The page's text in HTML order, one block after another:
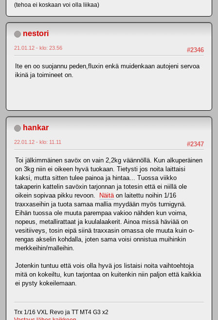
(tehoa ei koskaan voi olla liikaa)
nestori
#2346
21.01.12 - klo: 23.56
Ite en oo suojannu peden,fluxin enkä muidenkaan autojeni servoa
ikinä ja toimineet on.
hankar
#2347
22.01.12 - klo: 11.11
Toi jälkimmäinen savöx on vain 2,2kg väännöllä. Kun alkuperäinen
on 3kg niin ei oikeen hyvä tuokaan. Tietysti jos noita laittaisi
kaksi, mutta sitten tulee painoa ja hintaa... Tuossa viikko
takaperin kattelin savöxin tarjonnan ja totesin että ei niillä ole
oikein sopivaa pikku revoon.
Näitäon laitettu noihin 1/16
traxxaseihin ja tuota samaa mallia myydään myös turnigynä.
Eihän tuossa ole muuta parempaa vakioo nähden kun voima,
nopeus, metallirattaat ja kuulalaakerit. Ainoa missä häviää on
vesitiiveys, tosin eipä siinä traxxasin omassa ole muuta kuin o-
rengas akselin kohdalla, joten sama voisi onnistua muihinkin
merkkeihin/malleihin.
Jotenkin tuntuu että vois olla hyvä jos listaisi noita vaihtoehtoja
mitä on kokeiltu, kun tarjontaa on kuitenkin niin paljon että kaikkia
ei pysty kokeilemaan.
Trx 1/16 VXL Revo ja TT MT4 G3 x2